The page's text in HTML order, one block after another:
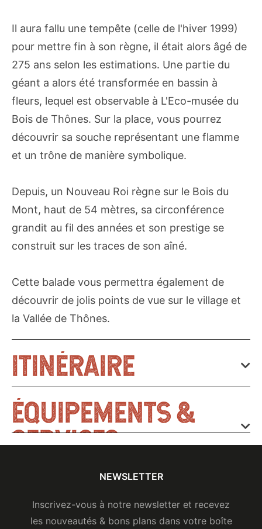
Il aura fallu une tempête (celle de l'hiver 1999)
pour mettre fin à son règne, il était alors âgé de
275 ans selon les estimations. Une partie du
géant a alors été transformée en bassin à
fleurs, lequel est observable à L'Eco-musée du
Bois de Thônes. Sur la place, vous pourrez
découvrir sa souche représentant une flamme
et un trône de manière symbolique.
Depuis, un Nouveau Roi règne sur le Bois du
Mont, haut de 54 mètres, sa circonférence
grandit au fil des années et son prestige se
construit sur les traces de son aîné.
Cette balade vous permettra également de
découvrir de jolis points de vue sur le village et
la Vallée de Thônes.
ITINÉRAIRE
EN DÉTAIL
Dénivelé positif : 390 m
ÉQUIPEMENTS &
SERVICES
Animaux acceptés
NEWSLETTER
Inscrivez-vous à notre newsletter et recevez
les nouveautés & bons plans dans votre boîte